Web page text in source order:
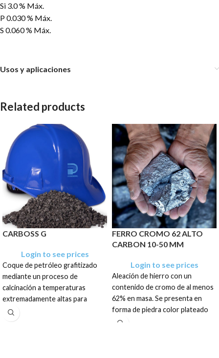
Si 3.0 % Máx.
P 0.030 % Máx.
S 0.060 % Máx.
Usos y aplicaciones
Related products
CARBOSS G
Login to see prices
Coque de petróleo grafitizado
mediante un proceso de
calcinación a temperaturas
extremadamente altas para
lograr la máxima pureza. Se
presenta como un granulado
FERRO CROMO 62 ALTO
CARBON 10-50 MM
Login to see prices
Aleación de hierro con un
contenido de cromo de al menos
62% en masa. Se presenta en
forma de piedra color plateado
con brillos metálicos.